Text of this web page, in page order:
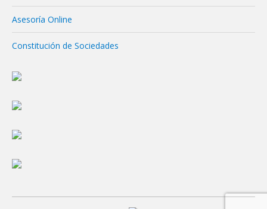
Asesoría Online
Constitución de Sociedades